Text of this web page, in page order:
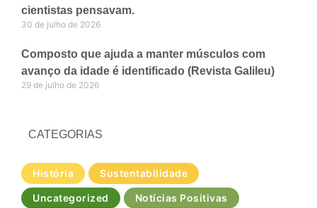
cientistas pensavam.
30 de julho de 2026
Composto que ajuda a manter músculos com
avanço da idade é identificado (Revista Galileu)
29 de julho de 2026
CATEGORIAS
História Sustentabilidade
Uncategorized Notícias Positivas